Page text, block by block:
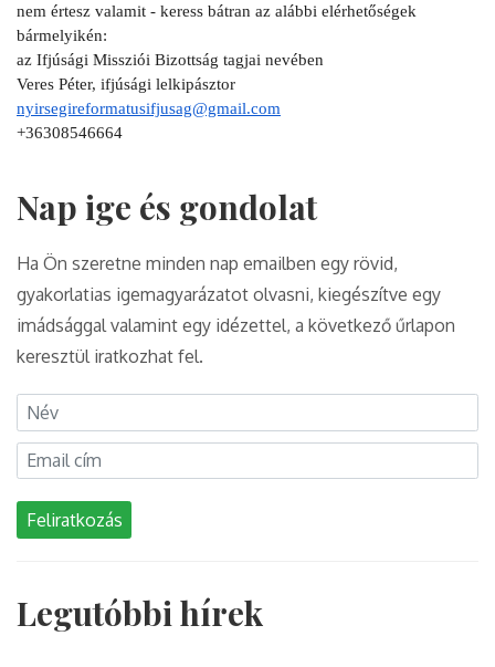
nem értesz valamit - keress bátran az alábbi elérhetőségek
bármelyikén:
az Ifjúsági Missziói Bizottság tagjai nevében
Veres Péter, ifjúsági lelkipásztor
nyirsegireformatusifjusag@gmail.com
+36308546664
Nap ige és gondolat
Ha Ön szeretne minden nap emailben egy rövid,
gyakorlatias igemagyarázatot olvasni, kiegészítve egy
imádsággal valamint egy idézettel, a következő űrlapon
keresztül iratkozhat fel.
Feliratkozás
Legutóbbi hírek